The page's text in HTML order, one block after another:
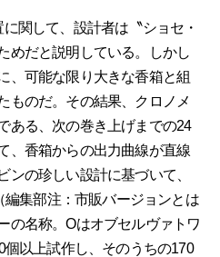
関して、設計者は〝ショセ・
めだと説明している。しかし
、可能な限り大きな香箱と組
ものだ。その結果、クロノメ
ある、次の巻き上げまでの24
、香箱からの出力曲線が直線
ンの珍しい設計に基づいて、
編集部注：市販バージョンとは
の名称。Oはオブセルヴァトワ
以上試作し、そのうちの170